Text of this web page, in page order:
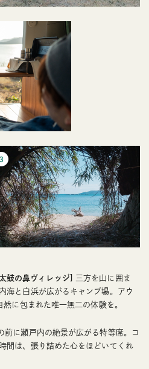
鼓の鼻ヴィレッジ]
三方を山に囲ま
海と白浜が広がるキャンプ場。アウ
然に包まれた唯一無二の体験を。
前に瀬戸内の絶景が広がる特等席。コ
間は、張り詰めた心をほどいてくれ